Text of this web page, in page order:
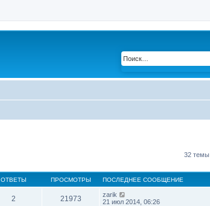
32 темы
ОТВЕТЫ ПРОСМОТРЫ ПОСЛЕДНЕЕ СООБЩЕНИЕ
2 21973
zarik
21 июл 2014, 06:26